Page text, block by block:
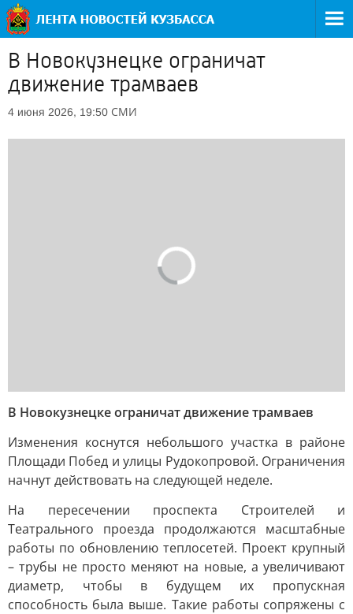
В Новокузнецке ограничат
движение трамваев
4 июня 2026, 19:50 СМИ
В Новокузнецке ограничат движение трамваев
Изменения коснутся небольшого участка в районе
Площади Побед и улицы Рудокопровой. Ограничения
начнут действовать на следующей неделе.
На пересечении проспекта Строителей и
Театрального проезда продолжаются масштабные
работы по обновлению теплосетей. Проект крупный
– трубы не просто меняют на новые, а увеличивают
диаметр, чтобы в будущем их пропускная
способность была выше. Такие работы сопряжены с